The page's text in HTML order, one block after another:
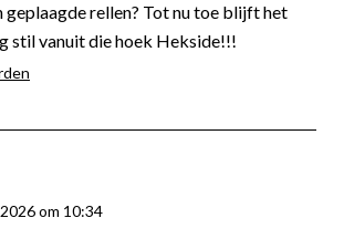
geplaagde rellen? Tot nu toe blijft het
stil vanuit die hoek Hekside!!!
om 10:34